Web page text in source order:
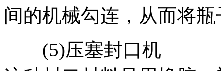
间的机械勾连，从而将
(5)压塞封口机